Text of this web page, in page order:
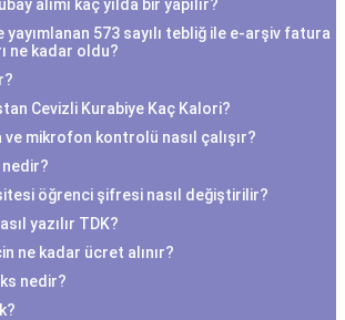
alımı kaç yılda bir yapılır?
yayımlanan 573 sayılı tebliğ ile e-arşiv fatura
ne kadar oldu?
Cevizli Kurabiye Kaç Kalori?
ve mikrofon kontrolü nasıl çalışır?
öğrenci şifresi nasıl değiştirilir?
yazılır TDK?
ne kadar ücret alınır?
nedir?